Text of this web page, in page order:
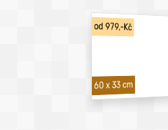
od 979,-Kč
60 x 33 cm